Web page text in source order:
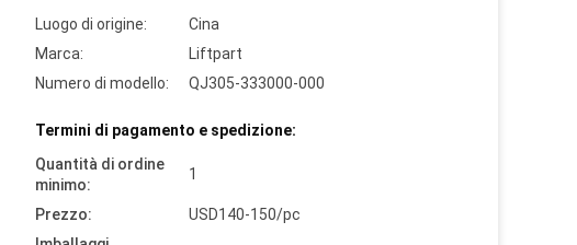
Luogo di origine:
Cina
Marca:
Liftpart
Numero di modello:
QJ305-333000-000
Termini di pagamento e spedizione:
Quantità di ordine
minimo:
1
Prezzo:
USD140-150/pc